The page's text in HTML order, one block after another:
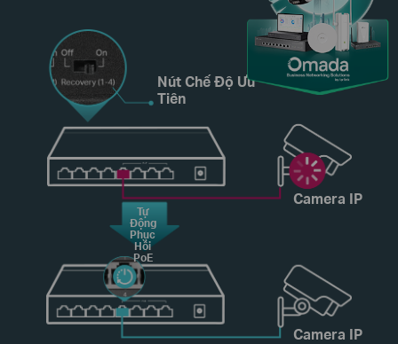
Nút Chế Độ Ưu
Tiên
Camera IP
Camera IP
Tự
Động
Phục
Hồi
PoE